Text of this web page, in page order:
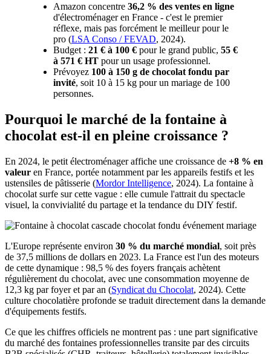
Amazon concentre 36,2 % des ventes en ligne
d'électroménager en France - c'est le premier
réflexe, mais pas forcément le meilleur pour le
pro (LSA Conso / FEVAD, 2024).
Budget : 21 € à 100 € pour le grand public, 55 €
à 571 € HT pour un usage professionnel.
Prévoyez 100 à 150 g de chocolat fondu par
invité, soit 10 à 15 kg pour un mariage de 100
personnes.
Pourquoi le marché de la fontaine à
chocolat est-il en pleine croissance ?
En 2024, le petit électroménager affiche une croissance de +8 % en
valeur en France, portée notamment par les appareils festifs et les
ustensiles de pâtisserie (Mordor Intelligence, 2024). La fontaine à
chocolat surfe sur cette vague : elle cumule l'attrait du spectacle
visuel, la convivialité du partage et la tendance du DIY festif.
L'Europe représente environ 30 % du marché mondial, soit près
de 37,5 millions de dollars en 2023. La France est l'un des moteurs
de cette dynamique : 98,5 % des foyers français achètent
régulièrement du chocolat, avec une consommation moyenne de
12,3 kg par foyer et par an (Syndicat du Chocolat, 2024). Cette
culture chocolatière profonde se traduit directement dans la demande
d'équipements festifs.
Ce que les chiffres officiels ne montrent pas : une part significative
du marché des fontaines professionnelles transite par des circuits